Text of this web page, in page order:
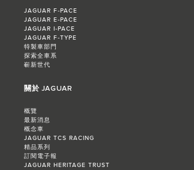
JAGUAR F‑PACE
JAGUAR E‑PACE
JAGUAR I‑PACE
JAGUAR F‑TYPE
特製車部門
探索全車系
嶄新世代
關於 JAGUAR
概覽
最新消息
概念車
JAGUAR TCS RACING
精品系列
訂閱電子報
JAGUAR HERITAGE TRUST